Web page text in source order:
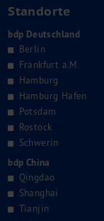
Standorte
bdp Deutschland
Berlin
Frankfurt a.M.
Hamburg
Hamburg Hafen
Potsdam
Rostock
Schwerin
bdp China
Qingdao
Shanghai
Tianjin